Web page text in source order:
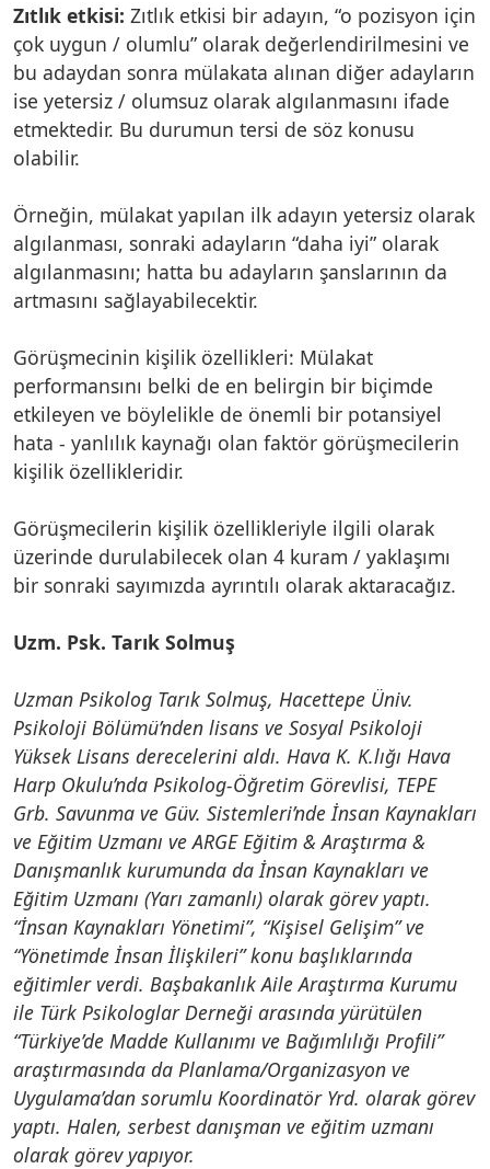
Zıtlık etkisi: Zıtlık etkisi bir adayın, “o pozisyon için
çok uygun / olumlu” olarak değerlendirilmesini ve
bu adaydan sonra mülakata alınan diğer adayların
ise yetersiz / olumsuz olarak algılanmasını ifade
etmektedir. Bu durumun tersi de söz konusu
olabilir.
Örneğin, mülakat yapılan ilk adayın yetersiz olarak
algılanması, sonraki adayların “daha iyi” olarak
algılanmasını; hatta bu adayların şanslarının da
artmasını sağlayabilecektir.
Görüşmecinin kişilik özellikleri: Mülakat
performansını belki de en belirgin bir biçimde
etkileyen ve böylelikle de önemli bir potansiyel
hata - yanlılık kaynağı olan faktör görüşmecilerin
kişilik özellikleridir.
Görüşmecilerin kişilik özellikleriyle ilgili olarak
üzerinde durulabilecek olan 4 kuram / yaklaşımı
bir sonraki sayımızda ayrıntılı olarak aktaracağız.
Uzm. Psk. Tarık Solmuş
Uzman Psikolog Tarık Solmuş, Hacettepe Üniv.
Psikoloji Bölümü’nden lisans ve Sosyal Psikoloji
Yüksek Lisans derecelerini aldı. Hava K. K.lığı Hava
Harp Okulu’nda Psikolog-Öğretim Görevlisi, TEPE
Grb. Savunma ve Güv. Sistemleri’nde İnsan Kaynakları
ve Eğitim Uzmanı ve ARGE Eğitim & Araştırma &
Danışmanlık kurumunda da İnsan Kaynakları ve
Eğitim Uzmanı (Yarı zamanlı) olarak görev yaptı.
“İnsan Kaynakları Yönetimi”, “Kişisel Gelişim” ve
“Yönetimde İnsan İlişkileri” konu başlıklarında
eğitimler verdi. Başbakanlık Aile Araştırma Kurumu
ile Türk Psikologlar Derneği arasında yürütülen
“Türkiye’de Madde Kullanımı ve Bağımlılığı Profili”
araştırmasında da Planlama/Organizasyon ve
Uygulama’dan sorumlu Koordinatör Yrd. olarak görev
yaptı. Halen, serbest danışman ve eğitim uzmanı
olarak görev yapıyor.